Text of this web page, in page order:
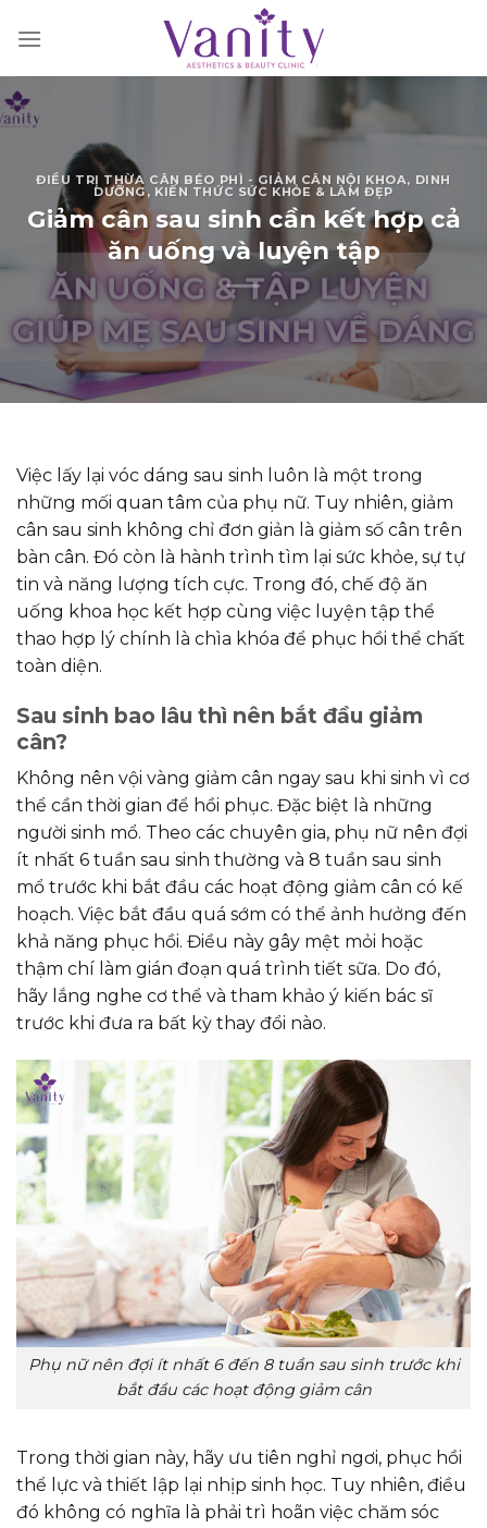
đến
dung
ĐIỀU TRỊ THỪA CÂN BÉO PHÌ - GIẢM CÂN NỘI KHOA, DINH
DƯỠNG, KIẾN THỨC SỨC KHỎE & LÀM ĐẸP
Giảm cân sau sinh cần kết hợp cả
ăn uống và luyện tập
Việc lấy lại vóc dáng sau sinh luôn là một trong
những mối quan tâm của phụ nữ. Tuy nhiên, giảm
cân sau sinh không chỉ đơn giản là giảm số cân trên
bàn cân. Đó còn là hành trình tìm lại sức khỏe, sự tự
tin và năng lượng tích cực. Trong đó, chế độ ăn
uống khoa học kết hợp cùng việc luyện tập thể
thao hợp lý chính là chìa khóa để phục hồi thể chất
toàn diện.
Sau sinh bao lâu thì nên bắt đầu giảm
cân?
Không nên vội vàng giảm cân ngay sau khi sinh vì cơ
thể cần thời gian để hồi phục. Đặc biệt là những
người sinh mổ. Theo các chuyên gia, phụ nữ nên đợi
ít nhất 6 tuần sau sinh thường và 8 tuần sau sinh
mổ trước khi bắt đầu các hoạt động giảm cân có kế
hoạch. Việc bắt đầu quá sớm có thể ảnh hưởng đến
khả năng phục hồi. Điều này gây mệt mỏi hoặc
thậm chí làm gián đoạn quá trình tiết sữa. Do đó,
hãy lắng nghe cơ thể và tham khảo ý kiến bác sĩ
trước khi đưa ra bất kỳ thay đổi nào.
Phụ nữ nên đợi ít nhất 6 đến 8 tuần sau sinh trước khi
bắt đầu các hoạt động giảm cân
Trong thời gian này, hãy ưu tiên nghỉ ngơi, phục hồi
thể lực và thiết lập lại nhịp sinh học. Tuy nhiên, điều
đó không có nghĩa là phải trì hoãn việc chăm sóc